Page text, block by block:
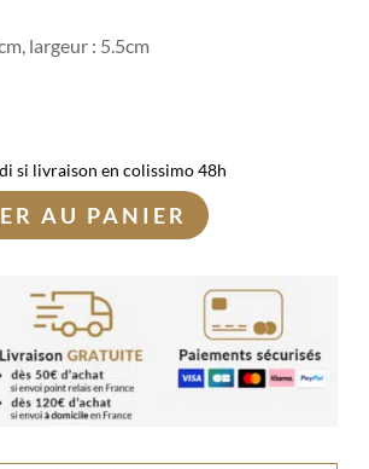
largeur : 5.5cm
si livraison en colissimo 48h
AU PANIER